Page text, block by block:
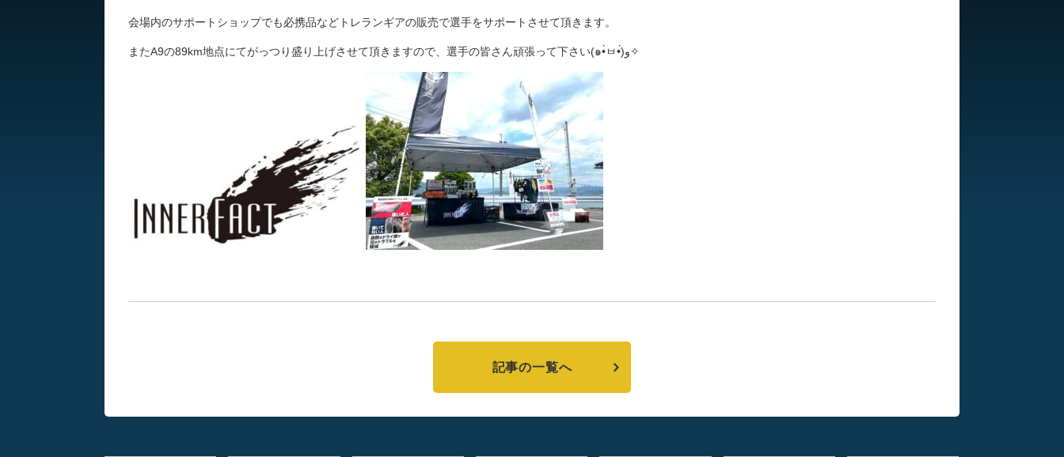
会場内のサポートショップでも必携品などトレランギアの販売で選手をサポートさせて頂きます。
またA9の89km地点にてがっつり盛り上げさせて頂きますので、選手の皆さん頑張って下さい(๑•̀ㅂ•́)و✧
記事の一覧へ